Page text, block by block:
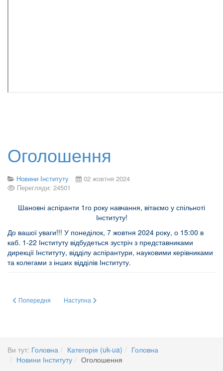
Оголошення
Новини Інституту
02 жовтня 2024
Перегляди: 24501
Шановні аспіранти 1го року навчання, вітаємо у спільноті
Інституту!
До вашої уваги!!! У понеділок, 7 жовтня 2024 року, о 15:00 в
каб. 1-22 Інституту відбудеться зустріч з представниками
дирекції Інституту, відділу аспірантури, науковими керівниками
та колегами з інших відділів Інституту.
Попередня стаття: Зустріч дирекції Інституту з вчителями хімії та
Попередня Наступна стаття: ГРУПА СТУДЕНТІВ-
Наступна
Ви тут: Головна Категорія (uk-ua)
Головна
Новини Інституту
Оголошення